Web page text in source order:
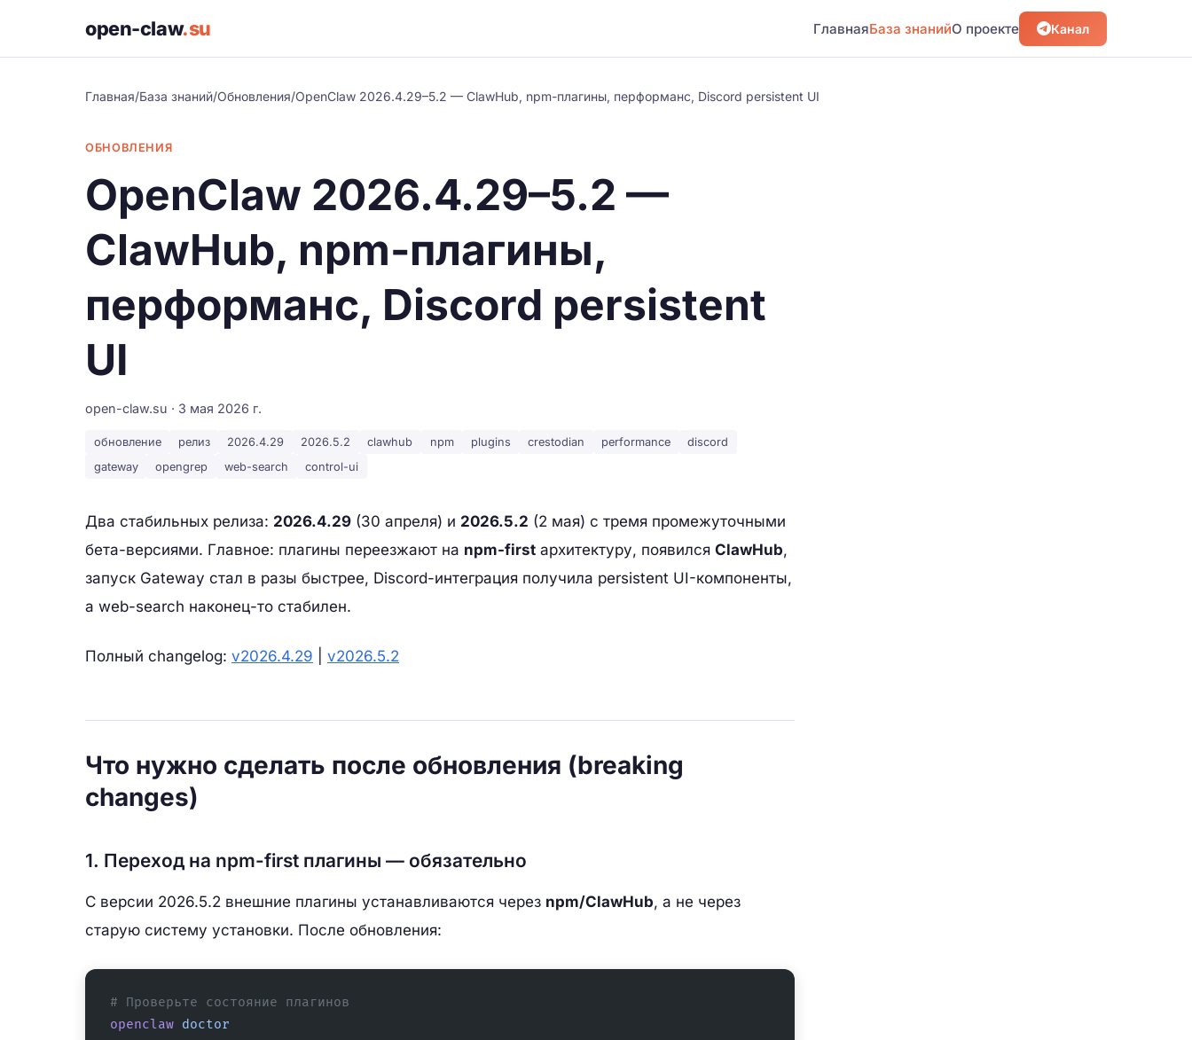
open-claw.su ГлавнаяБаза знанийО проекте Канал
Главная/База знаний/Обновления/OpenClaw 2026.4.29–5.2 — ClawHub, npm-плагины, перформанс, Discord persistent UI
ОБНОВЛЕНИЯ
OpenClaw 2026.4.29–5.2 —
ClawHub, npm-плагины,
перформанс, Discord persistent
UI
open-claw.su · 3 мая 2026 г.
обновление релиз 2026.4.29 2026.5.2 clawhub npm plugins crestodian performance
discord
gateway
opengrep web-search control-ui
Два стабильных релиза: 2026.4.29 (30 апреля) и 2026.5.2 (2 мая) с тремя промежуточными
бета-версиями. Главное: плагины переезжают на npm-first архитектуру, появился ClawHub,
запуск Gateway стал в разы быстрее, Discord-интеграция получила persistent UI-компоненты,
а web-search наконец-то стабилен.
Полный changelog: v2026.4.29 v2026.5.2
Что нужно сделать после обновления (breaking
changes)
1. Переход на npm-first плагины — обязательно
С версии 2026.5.2 внешние плагины устанавливаются через npm/ClawHub, а не через
старую систему установки. После обновления:
# Проверьте состояние плагинов
openclaw doctor